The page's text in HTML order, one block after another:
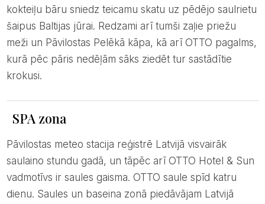
kokteiļu bāru sniedz teicamu skatu uz pēdējo saulrietu
šaipus Baltijas jūrai. Redzami arī tumši zaļie priežu
meži un Pāvilostas Pelēkā kāpa, kā arī OTTO pagalms,
kurā pēc pāris nedēļām sāks ziedēt tur sastādītie
krokusi.
SPA zona
Pāvilostas meteo stacija reģistrē Latvijā visvairāk
saulaino stundu gadā, un tāpēc arī OTTO Hotel & Sun
vadmotīvs ir saules gaisma. OTTO saule spīd katru
dienu. Saules un baseina zonā piedāvājam Latvijā